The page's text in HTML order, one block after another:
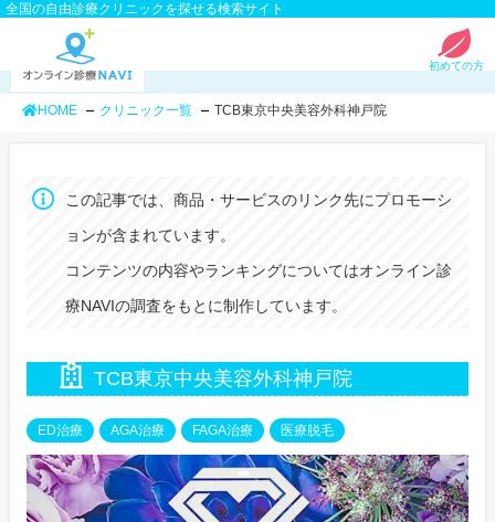
全国の自由診療クリニックを探せる検索サイト
初めての方
HOME クリニック一覧 TCB東京中央美容外科神戸院
この記事では、商品・サービスのリンク先にプロモーシ
ョンが含まれています。
コンテンツの内容やランキングについてはオンライン診
療NAVIの調査をもとに制作しています。
TCB東京中央美容外科神戸院
ED治療 AGA治療 FAGA治療 医療脱毛